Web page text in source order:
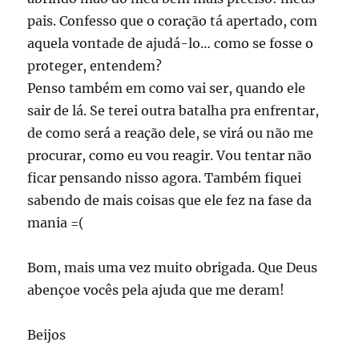
pais. Confesso que o coração tá apertado, com
aquela vontade de ajudá-lo… como se fosse o
proteger, entendem?
Penso também em como vai ser, quando ele
sair de lá. Se terei outra batalha pra enfrentar,
de como será a reação dele, se virá ou não me
procurar, como eu vou reagir. Vou tentar não
ficar pensando nisso agora. Também fiquei
sabendo de mais coisas que ele fez na fase da
mania =(
Bom, mais uma vez muito obrigada. Que Deus
abençoe vocês pela ajuda que me deram!
Beijos